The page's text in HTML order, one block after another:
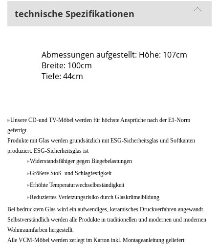
technische Spezifikationen
Abmessungen aufgestellt: Höhe: 107cm
Breite: 100cm
Tiefe: 44cm
Unsere CD-und TV-Möbel werden für höchste Ansprüche nach der E1-Norm
gefertigt.
Produkte mit Glas werden grundsätzlich mit ESG-Sicherheitsglas und Softkanten
produziert. ESG-Sicherheitsglas ist
Widerstandsfähiger gegen Biegebelastungen
Größere Stoß- und Schlagfestigkeit
Erhöhte Temperaturwechselbeständigkeit
Reduziertes Verletzungsrisiko durch Glaskrümelbildung
Bei bedrucktem Glas wird ein aufwendiges, keramisches Druckverfahren angewandt.
Selbstverständlich werden alle Produkte in traditionellen und modernen und modernen
Wohnraumfarben hergestellt.
Alle VCM-Möbel werden zerlegt im Karton inkl. Montageanleitung geliefert.